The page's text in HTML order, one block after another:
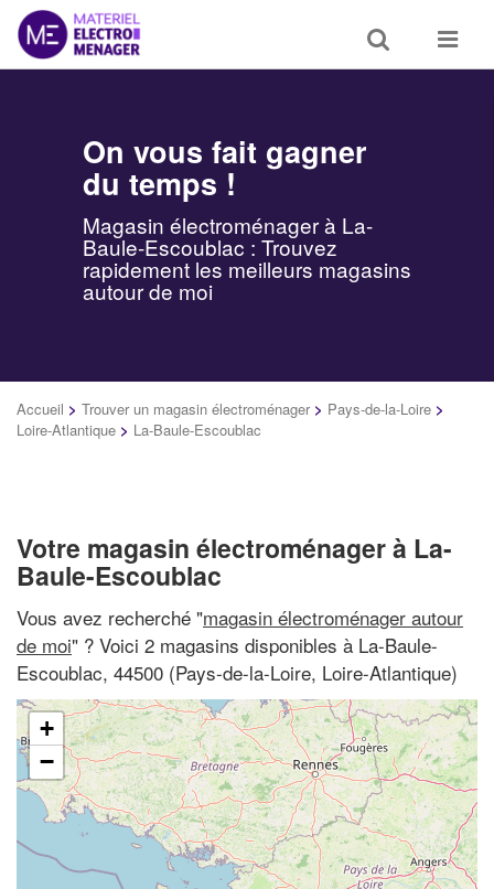
Toggle
search
Toggle
On vous fait gagner
du temps !
Magasin électroménager à La-
Baule-Escoublac : Trouvez
rapidement les meilleurs magasins
autour de moi
Accueil > Trouver un magasin électroménager > Pays-de-la-Loire >
Loire-Atlantique > La-Baule-Escoublac
Votre magasin électroménager à La-
Baule-Escoublac
Vous avez recherché "magasin électroménager autour
de moi" ? Voici 2 magasins disponibles à La-Baule-
Escoublac, 44500 (Pays-de-la-Loire, Loire-Atlantique)
+
−